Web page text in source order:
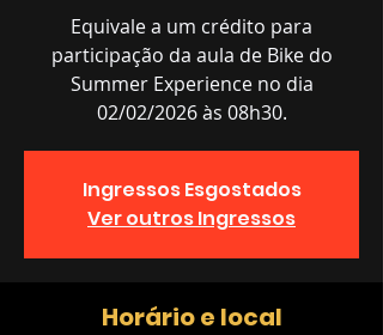
Equivale a um crédito para
participação da aula de Bike do
Summer Experience no dia
02/02/2026 às 08h30.
Ingressos Esgostados
Ver outros Ingressos
Horário e local